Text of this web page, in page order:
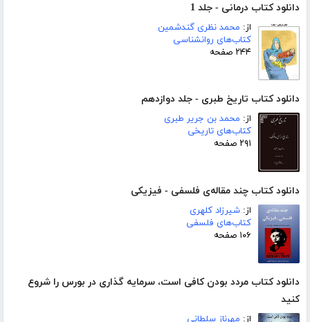
دانلود کتاب درمانی - جلد 1
از: محمد نظری گندشمین
کتاب‌های روانشناسی
۲۴۴ صفحه
دانلود کتاب تاریخ طبری - جلد دوازدهم
از: محمد بن جریر طبری
کتاب‌های تاریخی
۲۹۱ صفحه
دانلود کتاب چند مقاله‌ی فلسفی - فیزیکی
از: شیرزاد کلهری
کتاب‌های فلسفی
۱۰۶ صفحه
دانلود کتاب مردد بودن کافی است، سرمایه گذاری در بورس را شروع
کنید
از: مهرناز سلطانی